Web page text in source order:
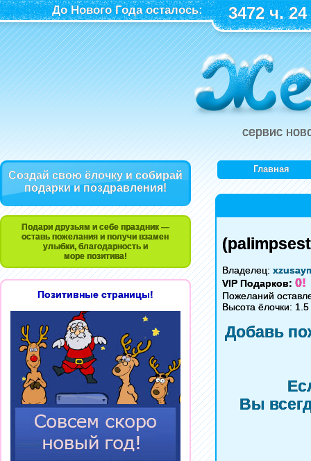
До Нового Года осталось: 3472 ч.
сервис
Создай свою ёлочку и собирай
подарки и поздравления!
Подари друзьям и себе праздник —
оставь пожелания и получи взамен
улыбки, благодарность и
море позитива!
Позитивные страницы!
Главная
Владелец:
VIP Подарков: 0!
Пожеланий
Высота ёлочки:
Добавь
Вы